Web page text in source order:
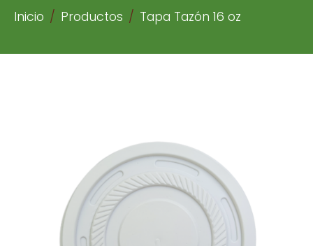
Inicio Productos Tapa Tazón 16 oz